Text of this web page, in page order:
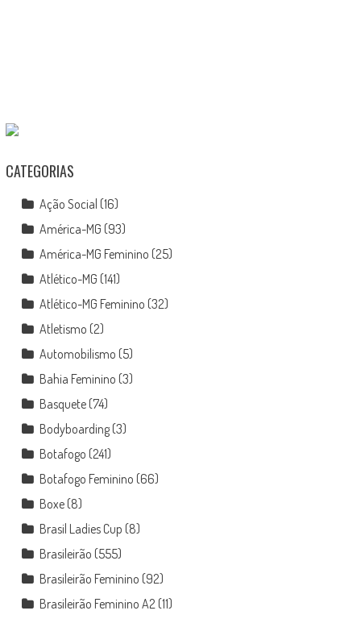
CATEGORIAS
Ação Social (16)
América-MG (93)
América-MG Feminino (25)
Atlético-MG (141)
Atlético-MG Feminino (32)
Atletismo (2)
Automobilismo (5)
Bahia Feminino (3)
Basquete(74)
Bodyboarding(3)
Botafogo (241)
Botafogo Feminino (66)
Boxe(8)
Brasil Ladies Cup (8)
Brasileirão (555)
Brasileirão Feminino (92)
Brasileirão Feminino A2 (11)